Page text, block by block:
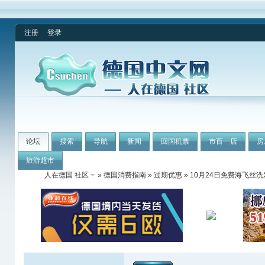
注册 登录
论坛 搜索 导航 新闻 回国机票 市百一店
旅游超市
人在德国 社区
» 德国消费指南 » 过期优惠 » 10月24日免费海飞丝